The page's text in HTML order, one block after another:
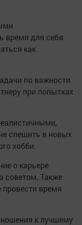
время для себя.
как
по важности
при попытках
спешить в новых
хобби.
о карьере
советом. Также
провести время
к лучшему